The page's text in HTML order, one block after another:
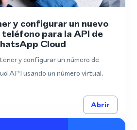
y configurar un nuevo
para la API de
Cloud
y configurar un número de
API usando un número virtual.
Abrir